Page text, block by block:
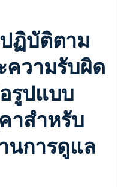
ฏิบัติตาม
ความรับผิด
รูปแบบ
าสำหรับ
นการดูแล